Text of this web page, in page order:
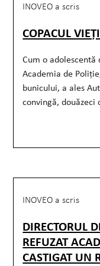
INOVEO a scris
COPACUL
Cum o
Academia de
bunicului, a ales
convingă, douăzeci
INOVEO a scris
DIRECTORUL
REFUZAT
CASTIGAT UN